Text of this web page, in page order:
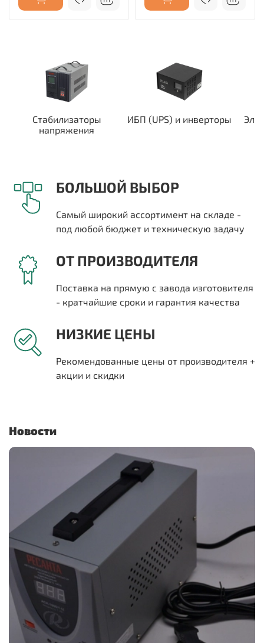
Стабилизаторы
напряжения
ИБП (UPS) и инверторы
БОЛЬШОЙ ВЫБОР
Самый широкий ассортимент на складе -
под любой бюджет и техническую задачу
ОТ ПРОИЗВОДИТЕЛЯ
Поставка на прямую с завода изготовителя
- кратчайшие сроки и гарантия качества
НИЗКИЕ ЦЕНЫ
Рекомендованные цены от производителя +
акции и скидки
Новости